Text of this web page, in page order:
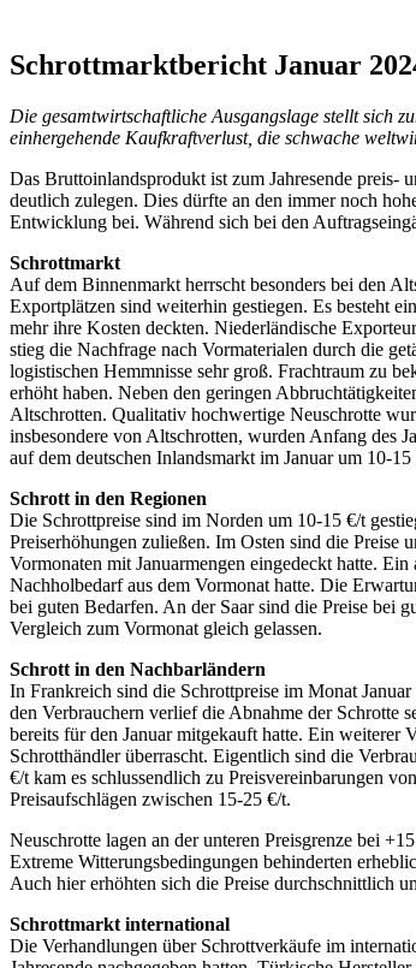
Schrottmarktbericht Januar
Die gesamtwirtschaftliche Ausgangslage stellt sich
einhergehende Kaufkraftverlust, die schwache
Das Bruttoinlandsprodukt ist zum Jahresende preis-
deutlich zulegen. Dies dürfte an den immer noch
Entwicklung bei. Während sich bei den
Schrottmarkt
Auf dem Binnenmarkt herrscht besonders bei den
Exportplätzen sind weiterhin gestiegen. Es besteht
mehr ihre Kosten deckten. Niederländische
stieg die Nachfrage nach Vormaterialen durch die
logistischen Hemmnisse sehr groß. Frachtraum zu
erhöht haben. Neben den geringen
Altschrotten. Qualitativ hochwertige Neuschrotte
insbesondere von Altschrotten, wurden Anfang des
auf dem deutschen Inlandsmarkt im Januar um 10-15
Schrott in den Regionen
Die Schrottpreise sind im Norden um 10-15 €/t
Preiserhöhungen zuließen. Im Osten sind die Preise
Vormonaten mit Januarmengen eingedeckt hatte.
Nachholbedarf aus dem Vormonat hatte. Die
bei guten Bedarfen. An der Saar sind die Preise bei
Vergleich zum Vormonat gleich gelassen.
Schrott in den Nachbarländern
In Frankreich sind die Schrottpreise im Monat
den Verbrauchern verlief die Abnahme der Schrotte
bereits für den Januar mitgekauft hatte. Ein weiterer
Schrotthändler überrascht. Eigentlich sind die
€/t kam es schlussendlich zu Preisvereinbarungen
Preisaufschlägen zwischen 15-25 €/t.
Neuschrotte lagen an der unteren Preisgrenze bei
Extreme Witterungsbedingungen behinderten
Auch hier erhöhten sich die Preise durchschnittlich
Schrottmarkt international
Die Verhandlungen über Schrottverkäufe im